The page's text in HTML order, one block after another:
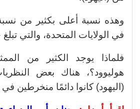
وهذه نسبة أعلى بكثير من
في الولايات المتحدة، والتي تبلغ
فلماذا يوجد الكثير من
هوليوود؟، هناك بعض
(اليهود) كانوا دائمًا منخرطين